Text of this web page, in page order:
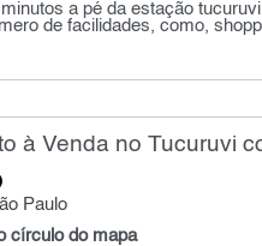
a pé da estação
de facilidades, como,
à Venda no Tucuruvi
Paulo
círculo do mapa